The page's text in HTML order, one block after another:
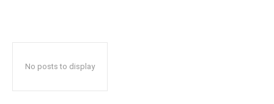
No posts to display